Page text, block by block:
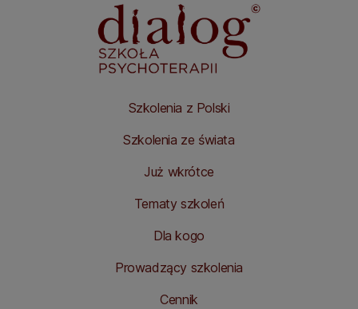
Szkolenia z Polski
Szkolenia ze świata
Już wkrótce
Tematy szkoleń
Dla kogo
Prowadzący szkolenia
Cennik